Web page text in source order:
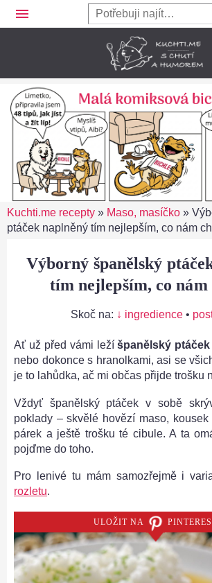
menu
Kuchti.me recepty » Maso, masíčko »
ptáček naplněný tím nejlepším, co nám
Výborný španělský
tím nejlepším, co nám
Skoč na: ↓ ingredience •
Ať už před vámi ležíšpanělský ptáček
nebo dokonce s hranolkami, asi se
je to lahůdka, ač mi občas přijde trošku
Vždyť španělský ptáček v sobě
poklady – skvělé hovězí maso, kousek
párek a ještě trošku té cibule. A ta
pojďme do toho.
Pro lenivé tu mám samozřejmě i
rozletu.
ULOŽIT NA